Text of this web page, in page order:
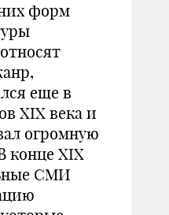
форм
еще в
XIX века и
огромную
конце XIX
СМИ